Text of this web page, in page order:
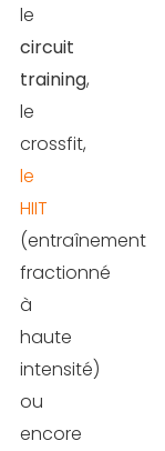
courantes
éviter
Les
variantes
du
jumping
Conclusion
le
circuit
training,
le
crossfit,
le
HIIT
(entraînement
fractionné
à
haute
intensité)
ou
encore